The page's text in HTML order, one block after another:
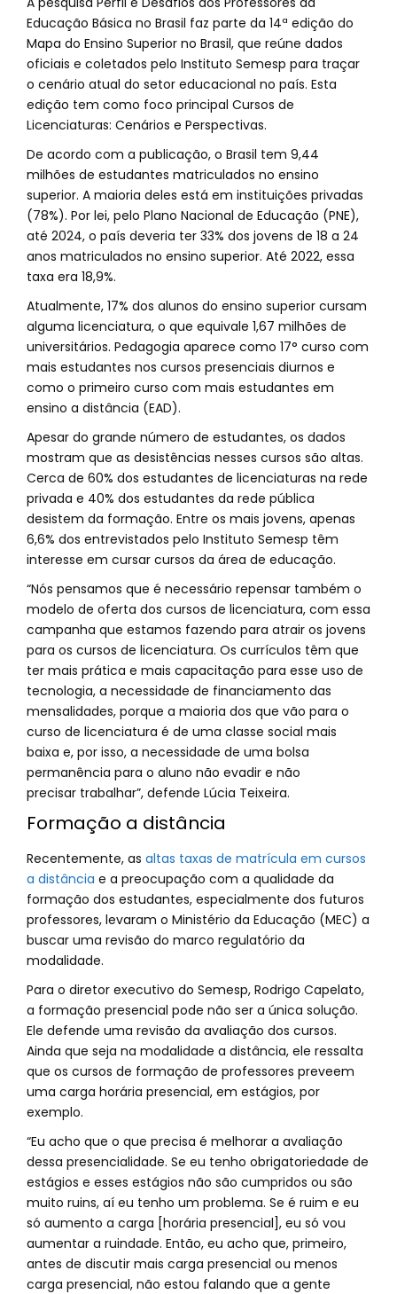
Educação Básica no Brasil faz parte da 14ª edição do
Mapa do Ensino Superior no Brasil, que reúne dados
oficiais e coletados pelo Instituto Semesp para traçar
o cenário atual do setor educacional no país. Esta
edição tem como foco principal Cursos de
Licenciaturas: Cenários e Perspectivas.
De acordo com a publicação, o Brasil tem 9,44
milhões de estudantes matriculados no ensino
superior. A maioria deles está em instituições privadas
(78%). Por lei, pelo Plano Nacional de Educação (PNE),
até 2024, o país deveria ter 33% dos jovens de 18 a 24
anos matriculados no ensino superior. Até 2022, essa
taxa era 18,9%.
Atualmente, 17% dos alunos do ensino superior cursam
alguma licenciatura, o que equivale 1,67 milhões de
universitários. Pedagogia aparece como 17° curso com
mais estudantes nos cursos presenciais diurnos e
como o primeiro curso com mais estudantes em
ensino a distância (EAD).
Apesar do grande número de estudantes, os dados
mostram que as desistências nesses cursos são altas.
Cerca de 60% dos estudantes de licenciaturas na rede
privada e 40% dos estudantes da rede pública
desistem da formação. Entre os mais jovens, apenas
6,6% dos entrevistados pelo Instituto Semesp têm
interesse em cursar cursos da área de educação.
“Nós pensamos que é necessário repensar também o
modelo de oferta dos cursos de licenciatura, com essa
campanha que estamos fazendo para atrair os jovens
para os cursos de licenciatura. Os currículos têm que
ter mais prática e mais capacitação para esse uso de
tecnologia, a necessidade de financiamento das
mensalidades, porque a maioria dos que vão para o
curso de licenciatura é de uma classe social mais
baixa e, por isso, a necessidade de uma bolsa
permanência para o aluno não evadir e não
precisar trabalhar”, defende Lúcia Teixeira.
Formação a distância
Recentemente, as altas taxas de matrícula em cursos
a distância e a preocupação com a qualidade da
formação dos estudantes, especialmente dos futuros
professores, levaram o Ministério da Educação (MEC) a
buscar uma revisão do marco regulatório da
modalidade.
Para o diretor executivo do Semesp, Rodrigo Capelato,
a formação presencial pode não ser a única solução.
Ele defende uma revisão da avaliação dos cursos.
Ainda que seja na modalidade a distância, ele ressalta
que os cursos de formação de professores preveem
uma carga horária presencial, em estágios, por
exemplo.
“Eu acho que o que precisa é melhorar a avaliação
dessa presencialidade. Se eu tenho obrigatoriedade de
estágios e esses estágios não são cumpridos ou são
muito ruins, aí eu tenho um problema. Se é ruim e eu
só aumento a carga [horária presencial], eu só vou
aumentar a ruindade. Então, eu acho que, primeiro,
antes de discutir mais carga presencial ou menos
carga presencial, não estou falando que a gente